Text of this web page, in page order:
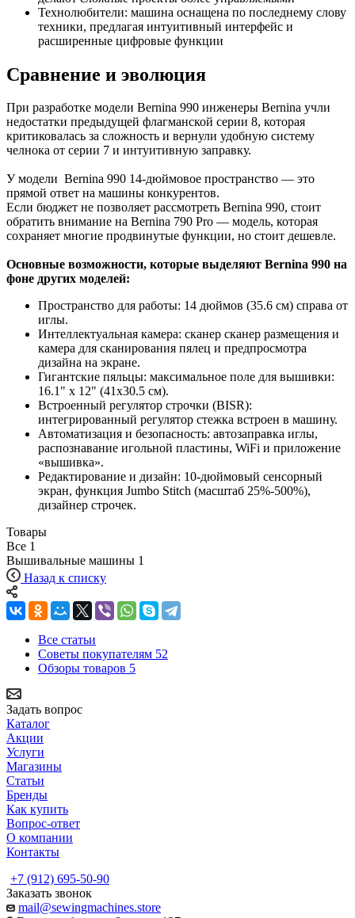
Технолюбители: машина оснащена по последнему слову
техники, предлагая интуитивный интерфейс и
расширенные цифровые функции
Сравнение и эволюция
При разработке модели Bernina 990 инженеры Bernina учли
недостатки предыдущей флагманской серии 8, которая
критиковалась за сложность и вернули удобную систему
челнока от серии 7 и интуитивную заправку.
У модели Bernina 990 14-дюймовое пространство — это
прямой ответ на машины конкурентов.
Если бюджет не позволяет рассмотреть Bernina 990, стоит
обратить внимание на Bernina 790 Pro — модель, которая
сохраняет многие продвинутые функции, но стоит дешевле.
Основные возможности, которые выделяют Bernina 990 на
фоне других моделей:
Пространство для работы: 14 дюймов (35.6 см) справа от
иглы.
Интеллектуальная камера: сканер сканер размещения и
камера для сканирования пялец и предпросмотра
дизайна на экране.
Гигантские пяльцы: максимальное поле для вышивки:
16.1" x 12" (41x30.5 см).
Встроенный регулятор строчки (BISR):
интегрированный регулятор стежка встроен в машину.
Автоматизация и безопасность: автозаправка иглы,
распознавание игольной пластины, WiFi и приложение
«вышивка».
Редактирование и дизайн: 10-дюймовый сенсорный
экран, функция Jumbo Stitch (масштаб 25%-500%),
дизайнер строчек.
Товары
Все 1
Вышивальные машины 1
Назад к списку
Все статьи
Советы покупателям 52
Обзоры товаров 5
Задать вопрос
Каталог
Акции
Услуги
Магазины
Статьи
Бренды
Как купить
Вопрос-ответ
О компании
Контакты
+7 (912) 695-50-90
Заказать звонок
mail@sewingmachines.store